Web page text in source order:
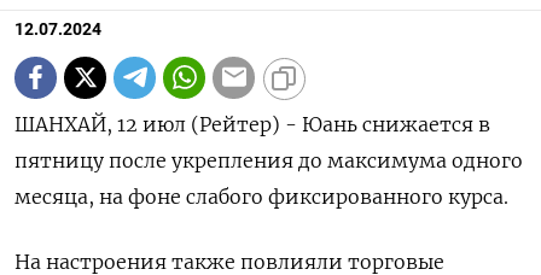
12.07.2024
ШАНХАЙ, 12 июл (Рейтер) - Юань снижается в
пятницу после укрепления до максимума одного
месяца, на фоне слабого фиксированного курса.
На настроения также повлияли торговые